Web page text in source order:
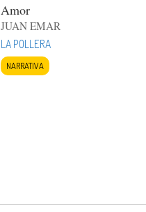
Amor
JUAN EMAR
LA POLLERA
NARRATIVA